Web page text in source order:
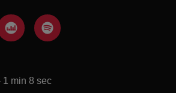
1 min 8 sec